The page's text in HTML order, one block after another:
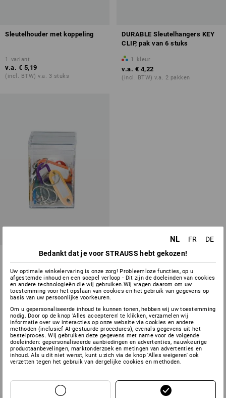
Sleutelhouder met koppeling
1 variant
v.a. € 5,19
(incl. BTW) v.a. 3 stuks
DURABLE Sleutelhangers KEY
CLIP, pak van 6 stuks
1 kleur
v.a. € 4,22
(incl. BTW) v.a. 2 pakken
Sleutelhangers
variant
v.a. € 2,65
(incl. BTW) v.a. 3 boxen
U hebt al 3 van 3 items bekeken.
NL FR
DE
Bedankt dat je voor STRAUSS hebt gekozen!
Uw optimale winkelervaring is onze zorg! Probleemloze functies, op u
afgestemde inhoud en een soepel verloop - Dit zijn de doeleinden van cookies
en andere technologieën die wij gebruiken.Wij vragen daarom om uw
toestemming voor het opslaan van cookies en het gebruik van gegevens op
basis van uw persoonlijke voorkeuren.
Om u gepersonaliseerde inhoud te kunnen tonen, hebben wij uw toestemming
nodig. Door op de knop 'Alles accepteren' te klikken, verzamelen wij
informatie over uw interacties op onze website via cookies en andere
methoden (inclusief AI-gestuurde procedures), evenals gegevens uit het
bestelproces. Wij gebruiken deze gegevens met name voor de volgende
doeleinden: gepersonaliseerde aanbiedingen en advertenties, nauwkeurige
productaanbevelingen, marktonderzoek en metingen van advertenties en
inhoud. Als u dit niet wenst, kunt u zich via de knop 'Alles weigeren' ook
verzetten tegen het gebruik van dergelijke cookies en methoden.